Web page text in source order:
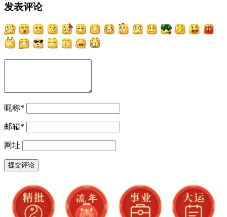
发表评论
昵称*
邮箱*
网址